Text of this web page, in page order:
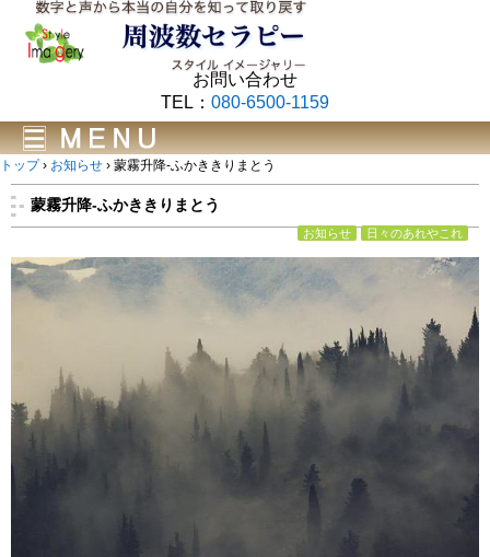
お問い合わせ
TEL： 080-6500-1159
トップ › お知らせ › 蒙霧升降-ふかききりまとう
蒙霧升降-ふかききりまとう
お知らせ 日々のあれやこれ